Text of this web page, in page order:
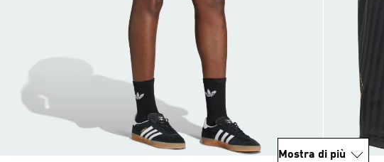
Mostra di più